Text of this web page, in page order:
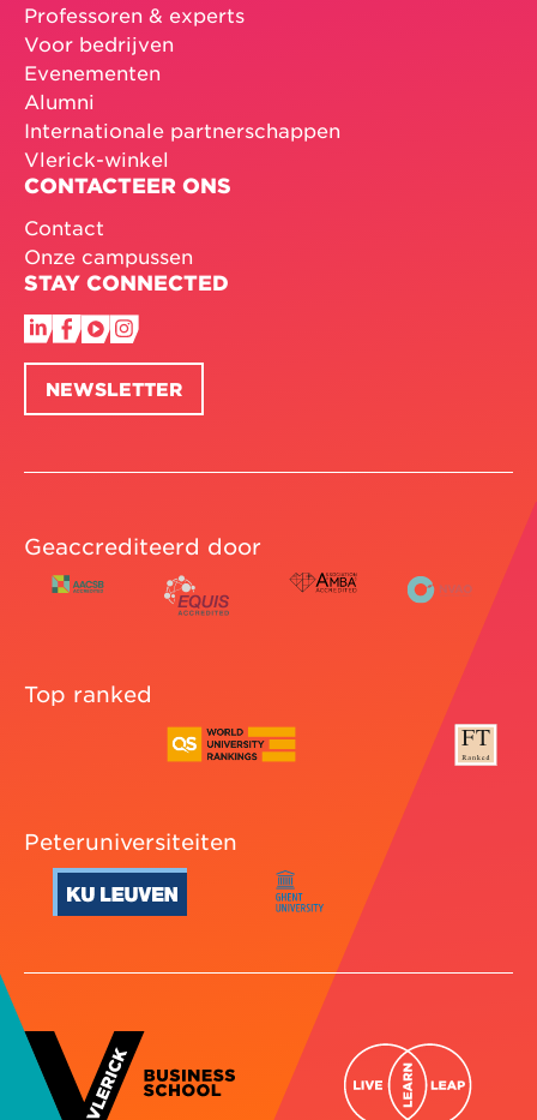
Professoren & experts
Voor bedrijven
Evenementen
Alumni
Internationale partnerschappen
Vlerick-winkel
CONTACTEER ONS
Contact
Onze campussen
STAY CONNECTED
NEWSLETTER
Geaccrediteerd door
Top ranked
Peteruniversiteiten